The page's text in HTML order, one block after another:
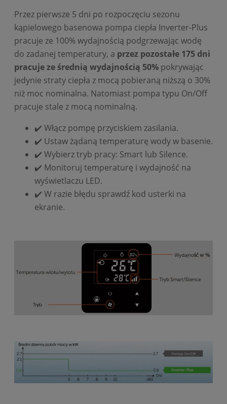
Przez pierwsze 5 dni po rozpoczęciu sezonu
kąpielowego basenowa pompa ciepła Inverter-Plus
pracuje ze 100% wydajnością podgrzewając wodę
do zadanej temperatury, a przez pozostałe 175 dni
pracuje ze średnią wydajnością 50% pokrywając
jedynie straty ciepła z mocą pobieraną niższą o 30%
niż moc nominalna. Natomiast pompa typu On/Off
pracuje stale z mocą nominalną.
✔️ Włącz pompę przyciskiem zasilania.
✔️ Ustaw żądaną temperaturę wody w basenie.
✔️ Wybierz tryb pracy: Smart lub Silence.
✔️ Monitoruj temperaturę i wydajność na
wyświetlaczu LED.
✔️ W razie błędu sprawdź kod usterki na
ekranie.